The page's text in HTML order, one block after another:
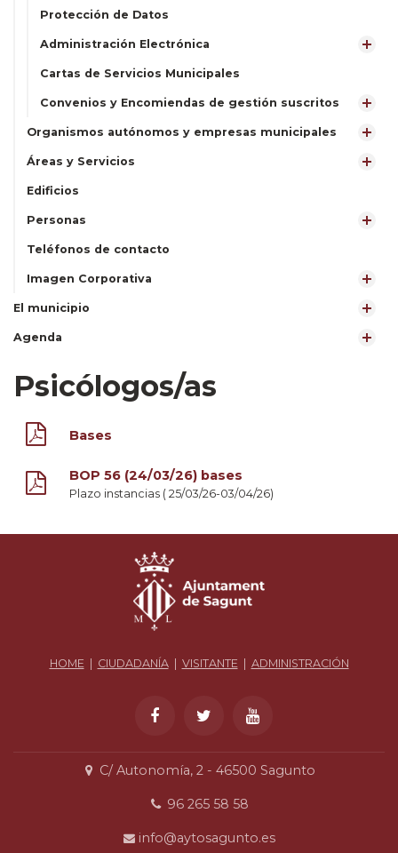
Protección de Datos
Administración Electrónica
Cartas de Servicios Municipales
Convenios y Encomiendas de gestión suscritos
Organismos autónomos y empresas municipales
Áreas y Servicios
Edificios
Personas
Teléfonos de contacto
Imagen Corporativa
El municipio
Agenda
Psicólogos/as
Bases
BOP 56 (24/03/26) bases
Plazo instancias ( 25/03/26-03/04/26)
HOME | CIUDADANÍA| VISITANTE | ADMINISTRACIÓN
C/ Autonomía, 2 - 46500 Sagunto
96 265 58 58
info@aytosagunto.es